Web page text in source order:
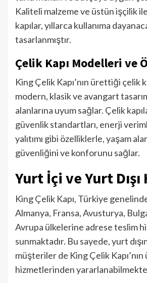
Kaliteli malzeme ve üstün işçilik
kapılar, yıllarca kullanıma
tasarlanmıştır.
Çelik Kapı Modelleri ve
King Çelik Kapı’nın ürettiği çelik
modern, klasik ve avangart
alanlarına uyum sağlar. Çelik
güvenlik standartları, enerji
yalıtımı gibi özelliklerle, yaşam
güvenliğini ve konforunu sağlar.
Yurt İçi ve Yurt
King Çelik Kapı, Türkiye
Almanya, Fransa, Avusturya,
Avrupa ülkelerine adrese teslim
sunmaktadır. Bu sayede, yurt
müşteriler de King Çelik
hizmetlerinden